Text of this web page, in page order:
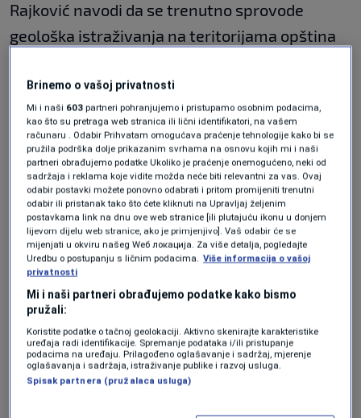
Rajković navodi da se trenutno sprovode
geološka istraživanja na teritorijama opština
dva istražna polja – Sinjakovo, koje obuhvata
područje sve tri opštine, i istražno polje Jezero
koje se nalazi isključivo na teritoriji ove
opštine. Kako je pojasnila, istraživanja se
trenutno odvijaju na brdu Otomalj u opštini
Jezero, a bušotina je udaljena svega 200 do
300 metara vazdušne linije od rijeke Plive.
„Geološka istraživanja su, u stvari, samo korak
ka izdavanju koncesije za otvaranje rudnika i
eksploataciju ruda. Pitanje je samo koliko će se
naći čega na tim lokacijama i da li će to biti
ekonomski isplativo. Naredni korak je da se
Brinemo o vašoj privatnosti
Mi i naši 603 partneri pohranjujemo i pristupamo osobnim podacima,
kao što su pretraga web stranica ili lični identifikatori, na vašem
računaru . Odabir Prihvatam omogućava praćenje tehnologije kako bi se
pružila podrška dolje prikazanim svrhama na osnovu kojih mi i naši
partneri obrađujemo podatke Ukoliko je praćenje onemogućeno, neki od
sadržaja i reklama koje vidite možda neće biti relevantni za vas. Ovaj
odabir postavki možete ponovno odabrati i pritom promijeniti trenutni
odabir ili pristanak tako što ćete kliknuti na Upravljaj željenim
postavkama link na dnu ove web stranice [ili plutajuću ikonu u donjem
lijevom dijelu web stranice, ako je primjenjivo]. Vaš odabir će se
mijenjati u okviru našeg Wеб локација. Za više detalja, pogledajte
Uredbu o postupanju s ličnim podacima. Više informacija o vašoj
privatnosti
Mi i naši partneri obrađujemo podatke kako bismo
pružali:
Koristite podatke o tačnoj geolokaciji. Aktivno skenirajte karakteristike
uređaja radi identifikacije. Spremanje podataka i/ili pristupanje
podacima na uređaju. Prilagođeno oglašavanje i sadržaj, mjerenje
oglašavanja i sadržaja, istraživanje publike i razvoj usluga.
Spisak partnera (pružalaca usluga)